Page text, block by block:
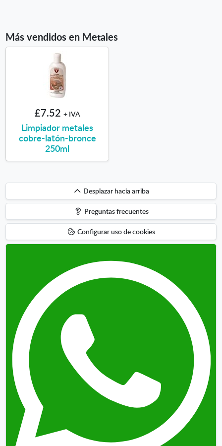
Más vendidos en Metales
£7.52 + IVA
Limpiador metales
cobre-latón-bronce
250ml
Desplazar
hacia
arriba
Desplazar hacia arriba
Preguntas frecuentes
Configurar uso de cookies